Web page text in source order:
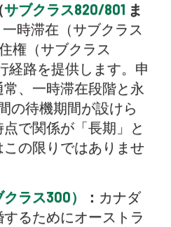
サブクラス820/801 ま
一時滞在（サブクラス
権（サブクラス
経路を提供します。申
、一時滞在段階と永
の待機期間が設けら
で関係が「長期」と
の限りではありませ
ラス300）
： カナダ
るためにオーストラ